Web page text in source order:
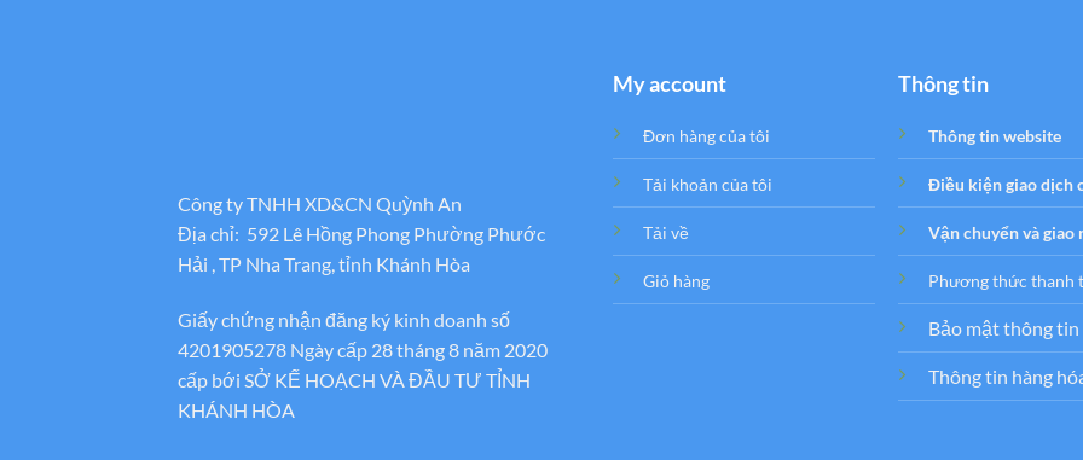
Công ty TNHH XD&CN Quỳnh An
Địa chỉ: 592 Lê Hồng Phong Phường Phước
Hải , TP Nha Trang, tỉnh Khánh Hòa
Giấy chứng nhận đăng ký kinh doanh số
4201905278 Ngày cấp 28 tháng 8 năm 2020
cấp bới SỞ KẾ HOẠCH VÀ ĐẦU TƯ TỈNH
KHÁNH HÒA
My account
Đơn hàng của tôi
Tải khoản của tôi
Tải về
Giỏ hàng
Thông tin
Thông tin website
Điều kiện giao dịch
Vận chuyển và giao
Phương thức thanh
Bảo mật thông tin
Thông tin hàng